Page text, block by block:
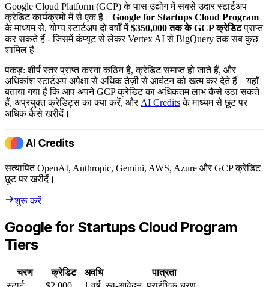
Google Cloud Platform (GCP) के पास उद्योग में सबसे उदार स्टार्टअप
क्रेडिट कार्यक्रमों में से एक है। Google for Startups Cloud Program
के माध्यम से, योग्य स्टार्टअप दो वर्षों में$350,000 तक के GCP क्रेडिटप्राप्त
कर सकते हैं - जिसमें कंप्यूट से लेकर Vertex AI से BigQuery तक सब कुछ
शामिल है।
पकड़: शीर्ष स्तर प्राप्त करना कठिन है, क्रेडिट समाप्त हो जाते हैं, और
अधिकांश स्टार्टअप अपेक्षा से अधिक तेज़ी से आवंटन को खत्म कर देते हैं। यहाँ
बताया गया है कि आप अपने GCP क्रेडिट का अधिकतम लाभ कैसे उठा सकते
हैं, अप्रयुक्त क्रेडिट्स का क्या करें, और AI Creditsके माध्यम से छूट पर
अधिक कैसे खरीदें।
सत्यापित OpenAI, Anthropic, Gemini, AWS, Azure और GCP क्रेडिट
छूट पर खरीदें।
शुरू करें
Google for Startups Cloud Program
Tiers
चरण क्रेडिट अवधि
पात्रता